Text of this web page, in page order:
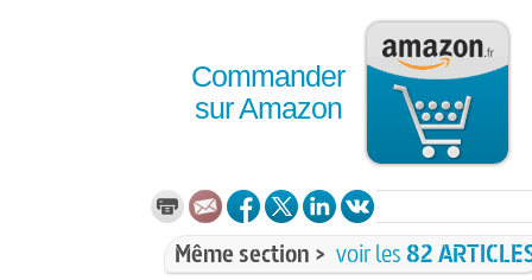
Commander
sur Amazon
Même section > voir les82